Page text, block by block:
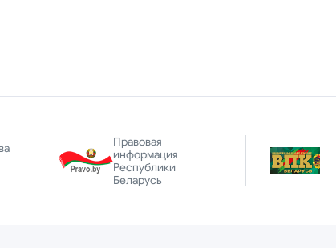
Правовая
информация
Республики
Беларусь